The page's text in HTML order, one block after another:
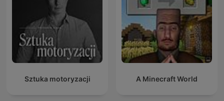
Sztuka motoryzacji A Minecraft World